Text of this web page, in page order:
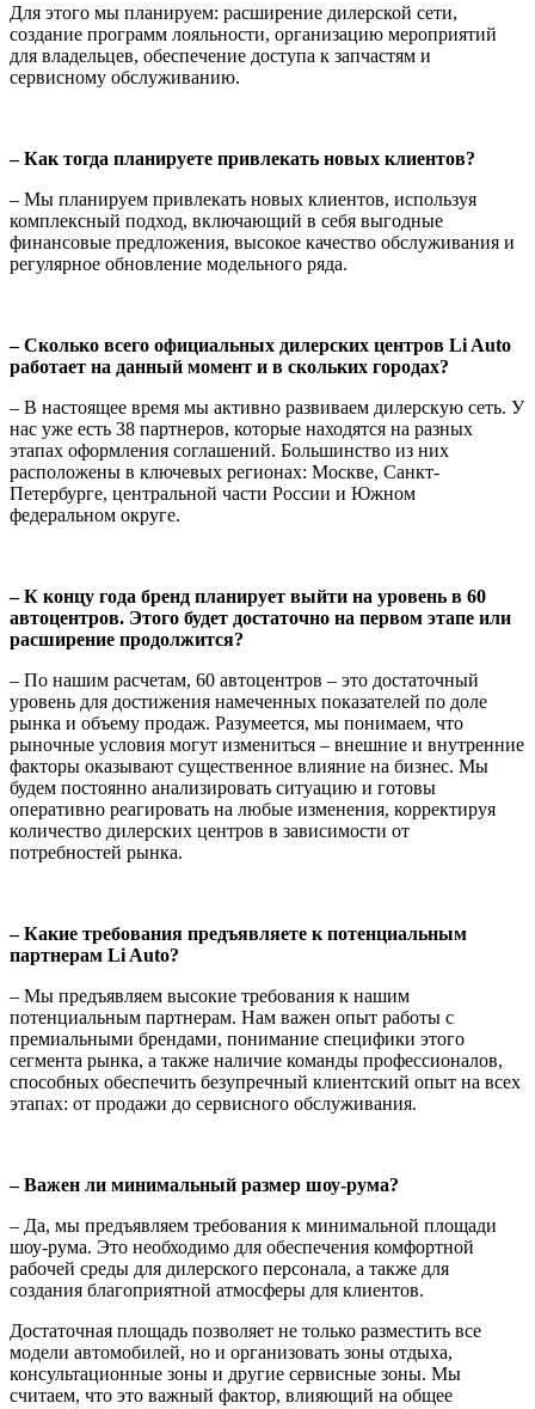
Для этого мы планируем: расширение дилерской сети,
создание программ лояльности, организацию мероприятий
для владельцев, обеспечение доступа к запчастям и
сервисному обслуживанию.
– Как тогда планируете привлекать новых клиентов?
– Мы планируем привлекать новых клиентов, используя
комплексный подход, включающий в себя выгодные
финансовые предложения, высокое качество обслуживания и
регулярное обновление модельного ряда.
– Сколько всего официальных дилерских центров Li Auto
работает на данный момент и в скольких городах?
– В настоящее время мы активно развиваем дилерскую сеть. У
нас уже есть 38 партнеров, которые находятся на разных
этапах оформления соглашений. Большинство из них
расположены в ключевых регионах: Москве, Санкт-
Петербурге, центральной части России и Южном
федеральном округе.
– К концу года бренд планирует выйти на уровень в 60
автоцентров. Этого будет достаточно на первом этапе или
расширение продолжится?
– По нашим расчетам, 60 автоцентров – это достаточный
уровень для достижения намеченных показателей по доле
рынка и объему продаж. Разумеется, мы понимаем, что
рыночные условия могут измениться – внешние и внутренние
факторы оказывают существенное влияние на бизнес. Мы
будем постоянно анализировать ситуацию и готовы
оперативно реагировать на любые изменения, корректируя
количество дилерских центров в зависимости от
потребностей рынка.
– Какие требования предъявляете к потенциальным
партнерам Li Auto?
– Мы предъявляем высокие требования к нашим
потенциальным партнерам. Нам важен опыт работы с
премиальными брендами, понимание специфики этого
сегмента рынка, а также наличие команды профессионалов,
способных обеспечить безупречный клиентский опыт на всех
этапах: от продажи до сервисного обслуживания.
– Важен ли минимальный размер шоу-рума?
– Да, мы предъявляем требования к минимальной площади
шоу-рума. Это необходимо для обеспечения комфортной
рабочей среды для дилерского персонала, а также для
создания благоприятной атмосферы для клиентов.
Достаточная площадь позволяет не только разместить все
модели автомобилей, но и организовать зоны отдыха,
консультационные зоны и другие сервисные зоны. Мы
считаем, что это важный фактор, влияющий на общее